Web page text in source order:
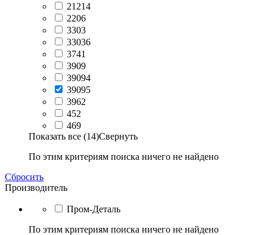
21214
2206
3303
33036
3741
3909
39094
39095
3962
452
469
Показать все (14)Свернуть
По этим критериям поиска ничего не найдено
Сбросить
Производитель
Пром-Деталь
По этим критериям поиска ничего не найдено